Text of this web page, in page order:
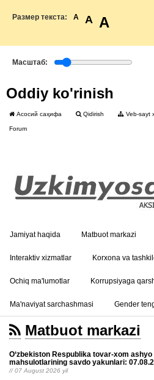
Размер текста: A A A
Масштаб:
Oddiy ko'rinish
Асосий саҳифа Qidirish Veb-sayt
Forum
Jamiyat haqida Matbuot markazi
Interaktiv xizmatlar Korxona va
Ochiq ma'lumotlar Korrupsiyaga
Ma'naviyat sarchashmasi Gender
Matbuot markazi
O‘zbekiston Respublika tovar-xom
mahsulotlarining savdo yakunlari:
// 07 August 2026 yil